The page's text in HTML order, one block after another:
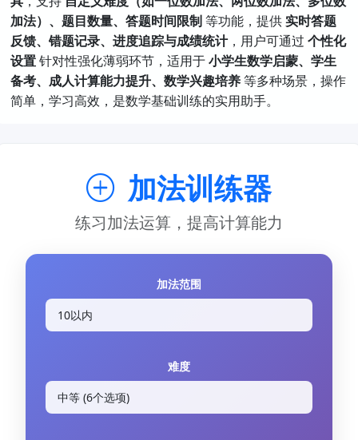
加法）、题目数量、答题时间限制​ 等功能，提供 ​实时答题
反馈、错题记录、进度追踪与成绩统计，用户可通过 ​ 个性化
设置​ 针对性强化薄弱环节，适用于 ​小学生数学启蒙、学生
备考、成人计算能力提升、数学兴趣培养​ 等多种场景，操作
简单，学习高效，是数学基础训练的实用助手。
加法训练器
练习加法运算，提高计算能力
加法范围
难度